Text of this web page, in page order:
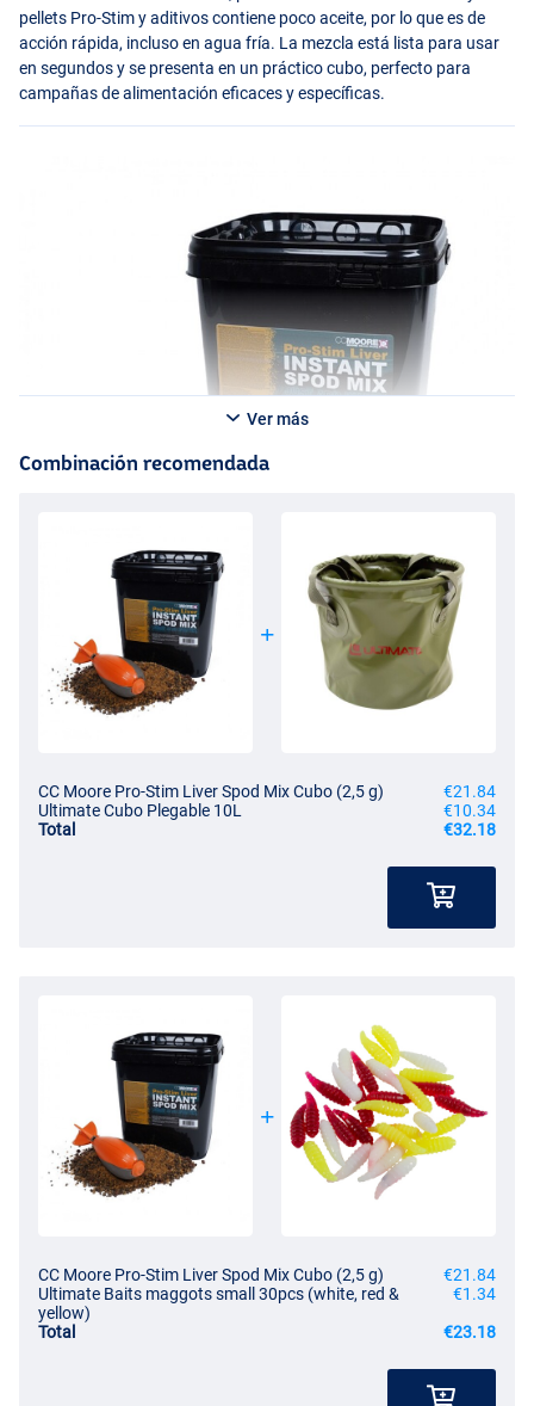
pellets Pro-Stim y aditivos contiene poco aceite, por lo que es de
acción rápida, incluso en agua fría. La mezcla está lista para usar
en segundos y se presenta en un práctico cubo, perfecto para
campañas de alimentación eficaces y específicas.
Ver más
Combinación recomendada
CC Moore Pro-Stim Liver Spod Mix Cubo (2,5 g)
€21.84
Ultimate Cubo Plegable 10L
€10.34
Total
€32.18
CC Moore Pro-Stim Liver Spod Mix Cubo (2,5 g)
€21.84
Ultimate Baits maggots small 30pcs (white, red &
yellow)
€1.34
Total
€23.18